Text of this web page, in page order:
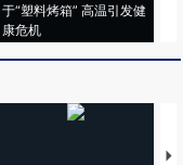
于“塑料烤箱” 高温引发健
康危机